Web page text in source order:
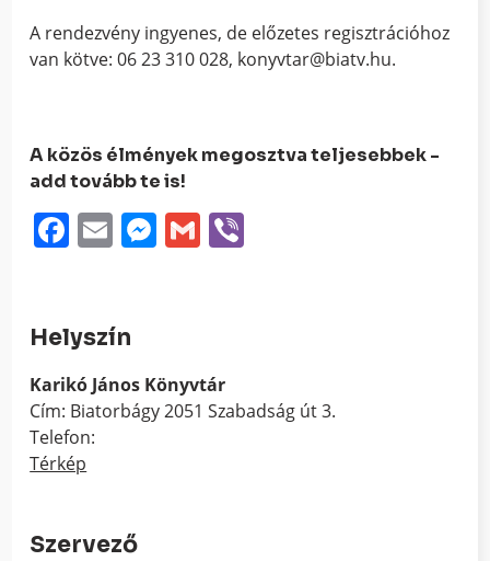
A rendezvény ingyenes, de előzetes regisztrációhoz
van kötve: 06 23 310 028, konyvtar@biatv.hu.
A közös élmények megosztva teljesebbek -
add tovább te is!
Facebook
EmailMessenger
Gmail
Helyszín
Karikó János Könyvtár
Cím: Biatorbágy 2051 Szabadság út 3.
Telefon:
Térkép
Szervező